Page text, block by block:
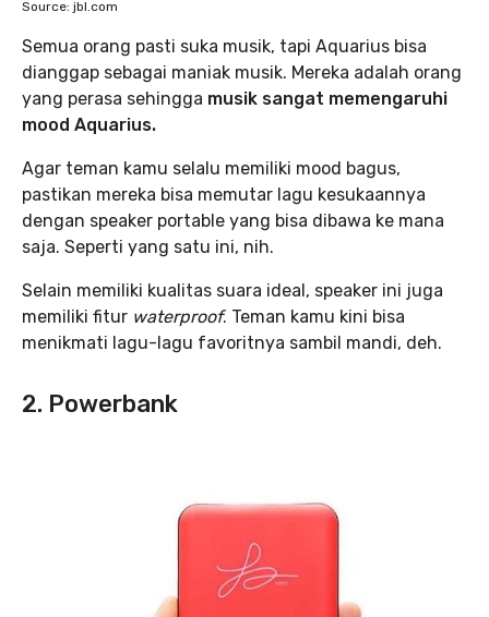
Source: jbl.com
Semua orang pasti suka musik, tapi Aquarius bisa
dianggap sebagai maniak musik. Mereka adalah orang
yang perasa sehingga musik sangat memengaruhi
mood Aquarius.
Agar teman kamu selalu memiliki mood bagus,
pastikan mereka bisa memutar lagu kesukaannya
dengan speaker portable yang bisa dibawa ke mana
saja. Seperti yang satu ini, nih.
Selain memiliki kualitas suara ideal, speaker ini juga
memiliki fitur waterproof. Teman kamu kini bisa
menikmati lagu-lagu favoritnya sambil mandi, deh.
2. Powerbank